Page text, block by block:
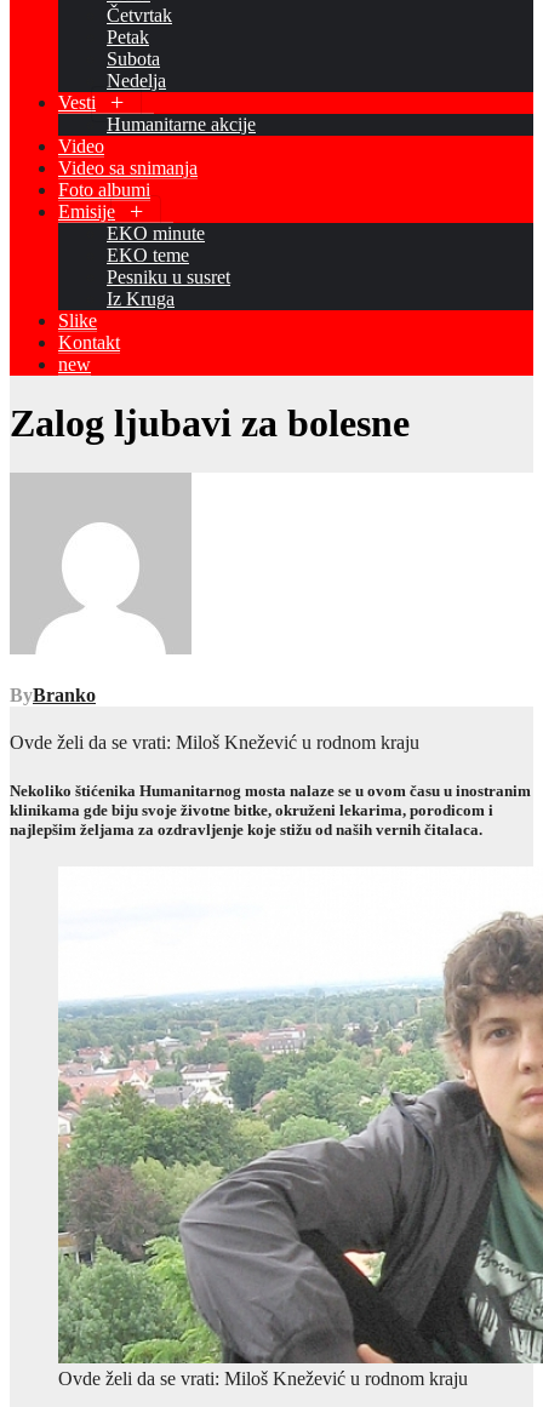
Četvrtak
Petak
Subota
Nedelja
Vesti
Humanitarne akcije
Video
Video sa snimanja
Foto albumi
Emisije
EKO minute
EKO teme
Pesniku u susret
Iz Kruga
Slike
Kontakt
new
Zalog ljubavi za bolesne
ByBranko
Ovde želi da se vrati: Miloš Knežević u rodnom kraju
Nekoliko štićenika Humanitarnog mosta nalaze se u ovom času u inostranim
klinikama gde biju svoje životne bitke, okruženi lekarima, porodicom i
najlepšim željama za ozdravljenje koje stižu od naših vernih čitalaca.
Ovde želi da se vrati: Miloš Knežević u rodnom kraju